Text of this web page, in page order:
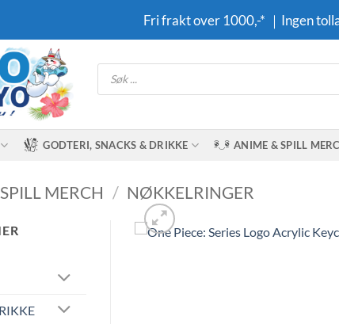
Fri frakt over 1000,-* ｜Ingen
Products
search
GODTERI, SNACKS & DRIKKE ANIME & SPILL
MERCH / NØKKELRINGER